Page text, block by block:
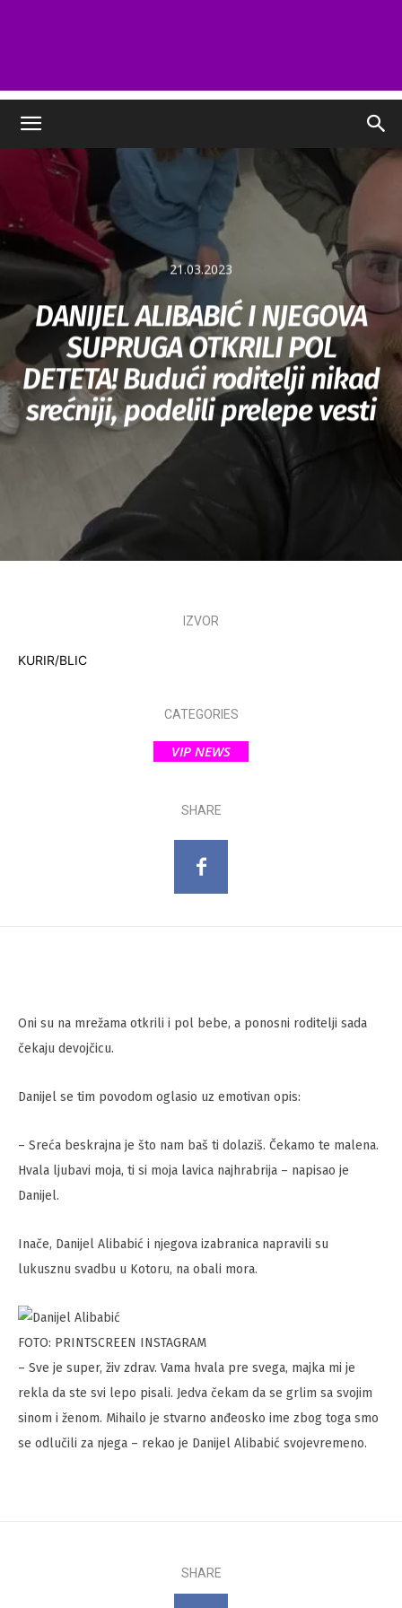
21.03.2023
DANIJEL ALIBABIĆ I NJEGOVA
SUPRUGA OTKRILI POL
DETETA! Budući roditelji nikad
srećniji, podelili prelepe vesti
IZVOR
KURIR/BLIC
CATEGORIES
VIP NEWS
SHARE
Oni su na mrežama otkrili i pol bebe, a ponosni roditelji sada
čekaju devojčicu.
Danijel se tim povodom oglasio uz emotivan opis:
– Sreća beskrajna je što nam baš ti dolaziš. Čekamo te malena.
Hvala ljubavi moja, ti si moja lavica najhrabrija – napisao je
Danijel.
Inače, Danijel Alibabić i njegova izabranica napravili su
lukusznu svadbu u Kotoru, na obali mora.
FOTO: PRINTSCREEN INSTAGRAM
– Sve je super, živ zdrav. Vama hvala pre svega, majka mi je
rekla da ste svi lepo pisali. Jedva čekam da se grlim sa svojim
sinom i ženom. Mihailo je stvarno anđeosko ime zbog toga smo
se odlučili za njega – rekao je Danijel Alibabić svojevremeno.
SHARE